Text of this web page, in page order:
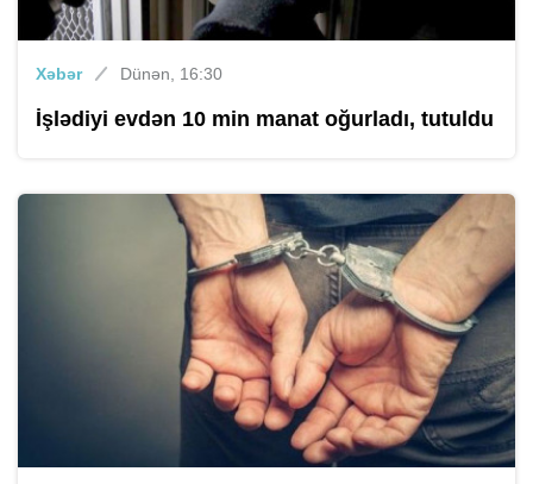
Xəbər Dünən, 16:30
İşlədiyi evdən 10 min manat oğurladı, tutuldu